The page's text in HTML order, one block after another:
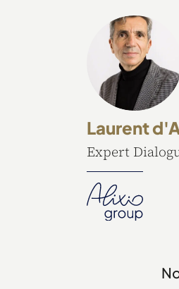
Laurent
Expert